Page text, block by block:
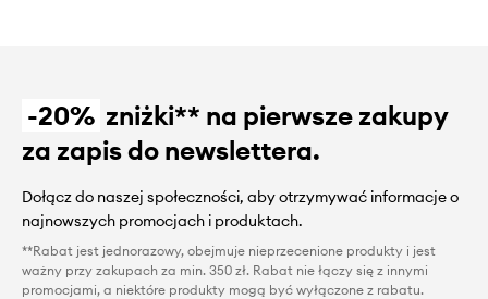
-20% zniżki** na pierwsze zakupy
za zapis do newslettera.
Dołącz do naszej społeczności, aby otrzymywać informacje o
najnowszych promocjach i produktach.
**Rabat jest jednorazowy, obejmuje nieprzecenione produkty i jest
ważny przy zakupach za min. 350 zł. Rabat nie łączy się z innymi
promocjami, a niektóre produkty mogą być wyłączone z rabatu.